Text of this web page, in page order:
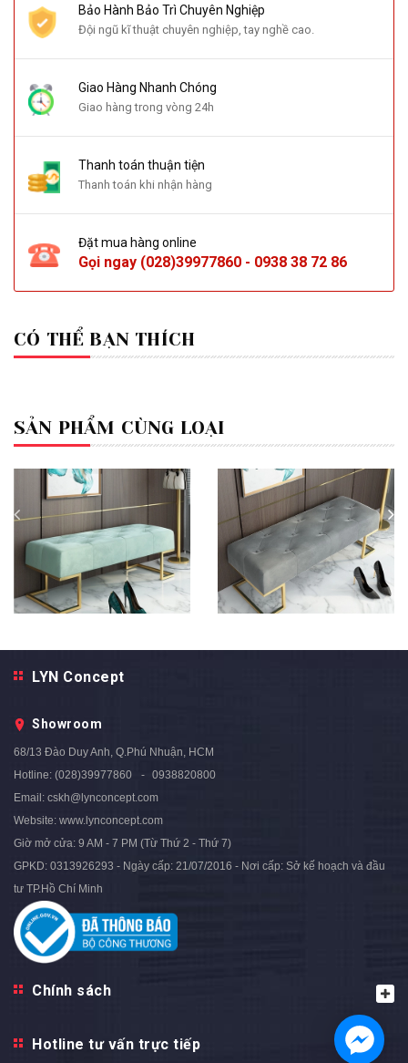
Bảo Hành Bảo Trì Chuyên Nghiệp
Đội ngũ kĩ thuật chuyên nghiệp, tay nghề cao.
Giao Hàng Nhanh Chóng
Giao hàng trong vòng 24h
Thanh toán thuận tiện
Thanh toán khi nhận hàng
Đặt mua hàng online
Gọi ngay (028)39977860 - 0938 38 72 86
CÓ THỂ BẠN THÍCH
SẢN PHẨM CÙNG LOẠI
Ghế Ngồi Mang Giày Màu
GMG05B.2
LYN Concept
Showroom
68/13 Đào Duy Anh, Q.Phú Nhuận, HCM
Hotline: (028)39977860
0938820800
Email: cskh@lynconcept.com
Website: www.lynconcept.com
Giờ mở cửa: 9 AM - 7 PM (Từ Thứ 2 - Thứ 7)
GPKD: 0313926293 - Ngày cấp: 21/07/2016 - Nơi cấp: Sở kế hoạch và đầu
tư TP.Hồ Chí Minh
Chính sách
Hotline tư vấn trực tiếp